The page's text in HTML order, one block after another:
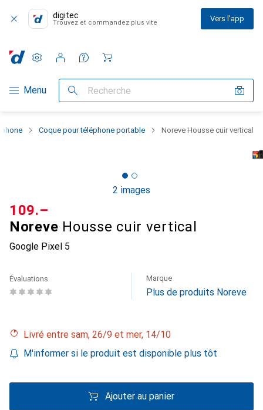
digitec
Trouvez et commandez plus vite Vers l'app
Navigation par catégorie
Menu Recherche
Paramètres
Compte client
Listes de comparaison
Listes d'envies
Panier
Coque pour téléphone portable Noreve Housse cuir vertical
2 images
Noreve Housse cuir vertical
Google Pixel 5
CHF
109.–
Évaluations Marque
Plus de produits Noreve
Livré entre sam, 26/9 et mer, 14/10
M'informer si le produit est disponible plus tôt
Ajouter au panier